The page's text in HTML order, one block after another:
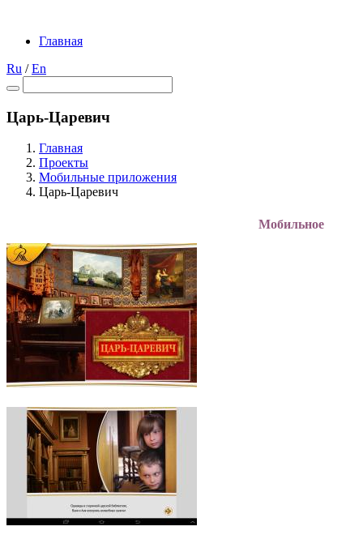
Главная
Ru /En
Царь-Царевич
Главная
Проекты
Мобильные приложения
Царь-Царевич
Мобильное